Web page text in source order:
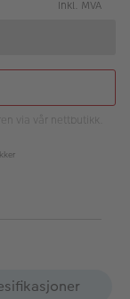
Inkl. MVA
via vår nettbutikk.